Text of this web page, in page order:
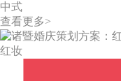
中式
查看更多>
红妆